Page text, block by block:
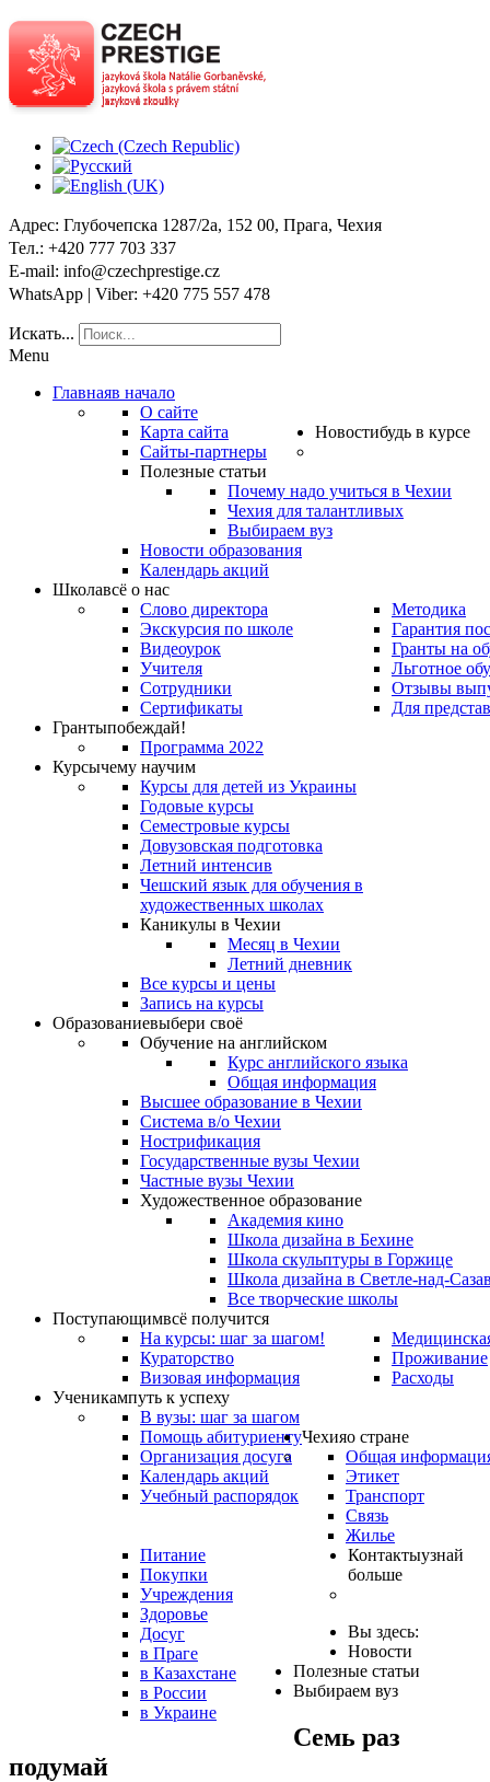
Адрес: Глубочепска 1287/2a, 152 00, Прага, Чехия
Тел.: +420 777 703 337
E-mail: info@czechprestige.cz
WhatsApp | Viber: +420 775 557 478
Искать...
Menu
Главнаяв начало
О сайте
Карта сайта
Сайты-партнеры
Новостибудь в курсе
Полезные статьи
Почему надо учиться в Чехии
Чехия для талантливых
Выбираем вуз
Новости образования
Календарь акций
Школавсё о нас
Слово директора
Экскурсия по школе
Видеоурок
Учителя
Сотрудники
Сертификаты
Методика
Гарантия
Гранты на
Льготное
Отзывы
Для
Грантыпобеждай!
Программа 2022
Курсычему научим
Курсы для детей из Украины
Годовые курсы
Семестровые курсы
Довузовская подготовка
Летний интенсив
Чешский язык для обучения в
художественных школах
Каникулы в Чехии
Месяц в Чехии
Летний дневник
Все курсы и цены
Запись на курсы
Образованиевыбери своё
Обучение на английском
Курс английского языка
Общая информация
Высшее образование в Чехии
Система в/о Чехии
Нострификация
Государственные вузы Чехии
Частные вузы Чехии
Художественное образование
Академия кино
Школа дизайна в Бехине
Школа скульптуры в Горжице
Школа дизайна в Светле-над-
Все творческие школы
Поступающимвсё получится
На курсы: шаг за шагом!
Кураторство
Визовая информация
Проживание
Расходы
Ученикампуть к успеху
В вузы: шаг за шагом
Помощь абитуриенту
Организация досуга
Календарь акций
Учебный распорядок
Чехияо стране
Общая
Этикет
Транспорт
Связь
Жилье
Питание
Покупки
Учреждения
Здоровье
Досуг
Контактыузнай
больше
в Праге
в Казахстане
в России
в Украине
Вы здесь:
Новости
Полезные статьи
Выбираем вуз
Семь раз
подумай